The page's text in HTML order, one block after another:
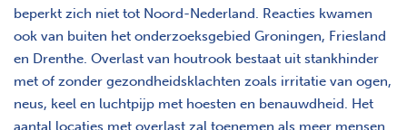
beperkt zich niet tot Noord-Nederland. Reacties kwamen
ook van buiten het onderzoeksgebied Groningen, Friesland
en Drenthe. Overlast van houtrook bestaat uit stankhinder
met of zonder gezondheidsklachten zoals irritatie van ogen,
neus, keel en luchtpijp met hoesten en benauwdheid. Het
aantal locaties met overlast zal toenemen als meer mensen